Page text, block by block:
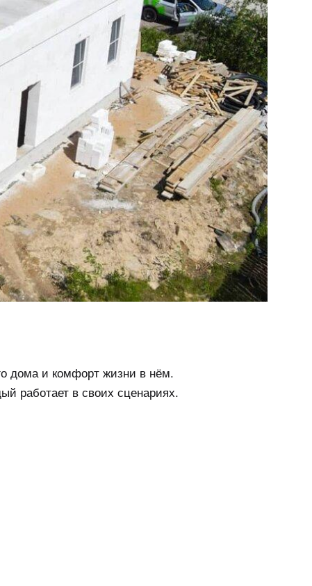
дома и комфорт жизни в нём.
работает в своих сценариях.